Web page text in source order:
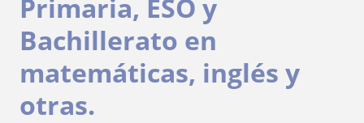
Primaria, ESO y
Bachillerato en
matemáticas, inglés y
otras.